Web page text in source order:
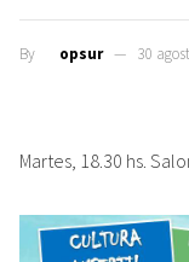
By opsur 30
Martes, 18.30 hs.